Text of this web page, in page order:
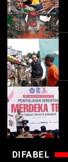
DIFABEL